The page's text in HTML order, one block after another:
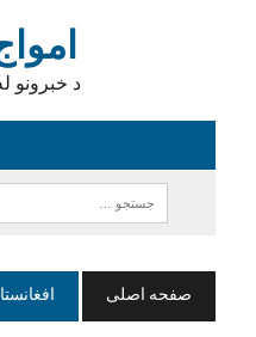
د خبرونو
صفحه اصلی